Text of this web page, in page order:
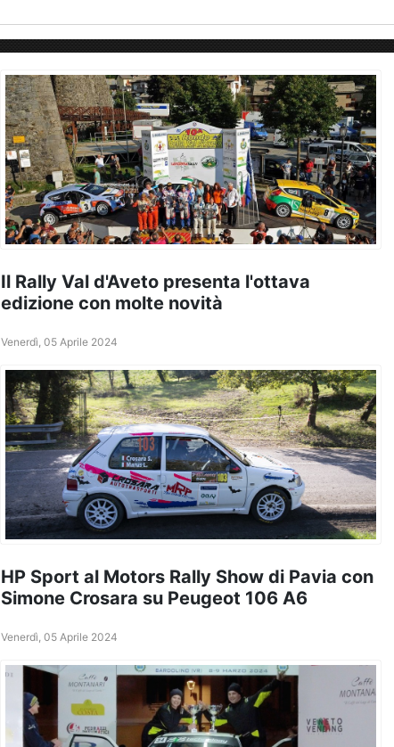
Il Rally Val d'Aveto presenta l'ottava
edizione con molte novità
Venerdì, 05 Aprile 2024
HP Sport al Motors Rally Show di Pavia con
Simone Crosara su Peugeot 106 A6
Venerdì, 05 Aprile 2024